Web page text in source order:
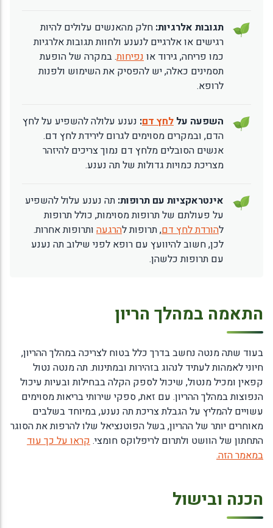
תגובות אלרגיות: חלק מהאנשים עלולים להיות
רגישים או אלרגיים לנענע ולחוות תגובות אלרגיות
כמו פריחה, גירוד אונפיחות. במקרה של הופעת
תסמינים כאלה, יש להפסיק את השימוש ולפנות
לרופא.
השפעה על לחץ דם: נענע עלולה להשפיע על לחץ
הדם, ובמקרים מסוימים לגרום לירידת לחץ דם.
אנשים הסובלים מלחץ דם נמוך צריכים להיזהר
מצריכת כמויות גדולות של תה נענע.
אינטראקציות עם תרופות: תה נענע עלול להשפיע
על פעולתם של תרופות מסוימות, כולל תרופות
להורדת לחץ דם, תרופות להרגעה ותרופות אחרות.
לכן, חשוב להיוועץ עם רופא לפני שילוב תה נענע
עם תרופות כלשהן.
התאמה במהלך הריון
בעוד שתה מנטה נחשב בדרך כלל בטוח לצריכה במהלך ההריון,
חיוני לאמהות לעתיד לנהוג בזהירות ובמתינות. תה מנטה נטול
קפאין ומכיל מנטול, שיכול לספק הקלה בבחילות ובעיות עיכול
הנפוצות במהלך ההריון. עם זאת, ספקי שירותי בריאות מסוימים
עשויים להמליץ על הגבלת צריכת תה נענע, במיוחד בשלבים
מאוחרים יותר של ההריון, בשל הפוטנציאל שלו להרפות את הסוגר
התחתון של הוושט ולתרום לריפלוקס חומצי.קראו על כך עוד
במאמר הזה.
הכנה ובישול